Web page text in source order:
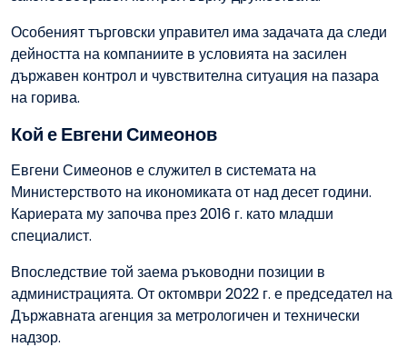
Особеният търговски управител има задачата да следи
дейността на компаниите в условията на засилен
държавен контрол и чувствителна ситуация на пазара
на горива.
Кой е Евгени Симеонов
Евгени Симеонов е служител в системата на
Министерството на икономиката от над десет години.
Кариерата му започва през 2016 г. като младши
специалист.
Впоследствие той заема ръководни позиции в
администрацията. От октомври 2022 г. е председател на
Държавната агенция за метрологичен и технически
надзор.